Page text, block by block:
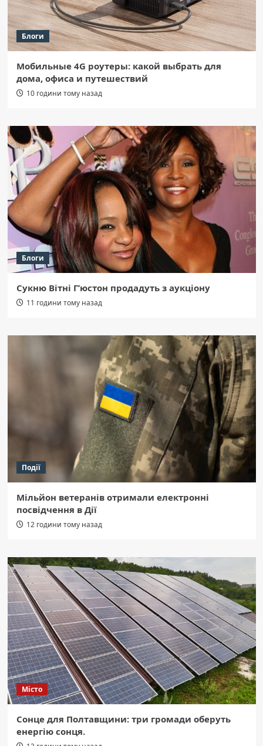
Блоги
Мобильные 4G роутеры: какой выбрать для
дома, офиса и путешествий
10 години тому назад
Блоги
Сукню Вітні Г’юстон продадуть з аукціону
11 години тому назад
Події
Мільйон ветеранів отримали електронні
посвідчення в Дії
12 години тому назад
Місто
Сонце для Полтавщини: три громади оберуть
енергію сонця.